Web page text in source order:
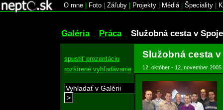
O mne Foto Záľuby Projekty Médiá| Špeciality
Galéria Práca Služobná cesta v
spustiť prezentáciu
rozšírené vyhľadávanie
>
Služobná cesta
12. október - 12. november 2005